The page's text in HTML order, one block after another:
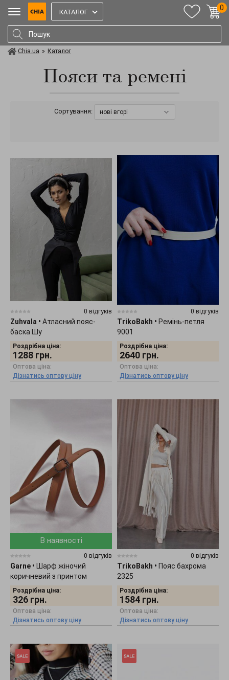
КАТАЛОГ
0
Chia.ua » Каталог
Пояси та ремені
Сортування: нові вгорі
0 відгуків
Zuhvala • Атласний пояс-
баска Шу
Роздрібна ціна:
1288 грн.
Оптова ціна:
Дізнатись оптову ціну
0 відгуків
TrikoBakh • Ремінь-петля
9001
Роздрібна ціна:
2640 грн.
Оптова ціна:
Дізнатись оптову ціну
В наявності
0 відгуків
Garne •
Шарф жіночий
коричневий з принтом
3300155
Роздрібна ціна:
326 грн.
Оптова ціна:
Дізнатись оптову ціну
0 відгуків
TrikoBakh • Пояс бахрома
2325
Роздрібна ціна:
1584 грн.
Оптова ціна:
Дізнатись оптову ціну